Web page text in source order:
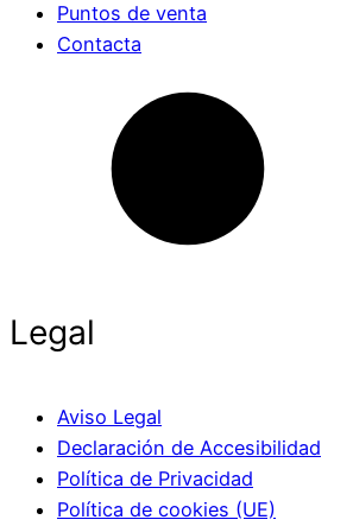
Puntos de venta
Contacta
Legal
Aviso Legal
Declaración de Accesibilidad
Política de Privacidad
Política de cookies (UE)